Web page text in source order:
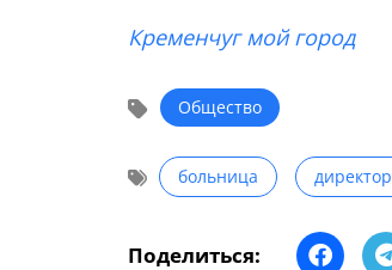
Кременчуг мой город
Общество
больница директор
Поделиться: